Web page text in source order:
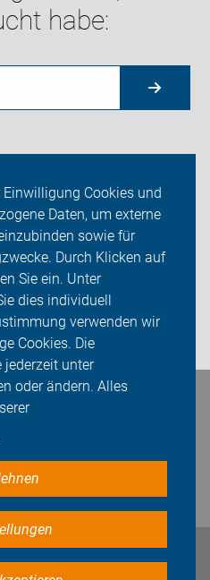
Cookies und
Daten, um externe
sowie für
Durch Klicken auf
Sie ein. Unter
dies individuell
verwenden wir
Cookies. Die
jederzeit unter
oder ändern. Alles
habe: